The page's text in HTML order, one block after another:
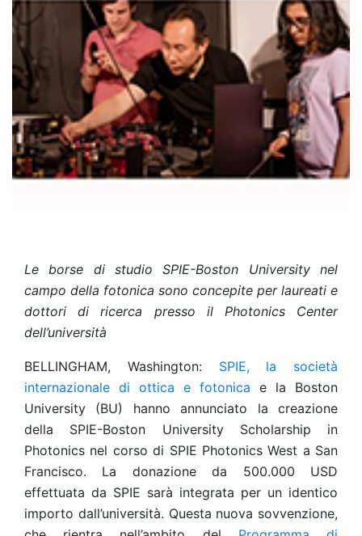
Le borse di studio SPIE-Boston University nel
campo della fotonica sono concepite per laureati e
dottori di ricerca presso il Photonics Center
dell’università
BELLINGHAM, Washington: SPIE, la società
internazionale di ottica e fotonica e la Boston
University (BU) hanno annunciato la creazione
della SPIE-Boston University Scholarship in
Photonics nel corso di SPIE Photonics West a San
Francisco. La donazione da 500.000 USD
effettuata da SPIE sarà integrata per un identico
importo dall’università. Questa nuova sovvenzione,